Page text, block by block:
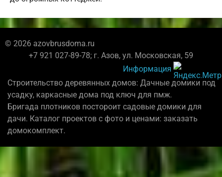
© 2026 azovbrusdoma.ru
+7 921 027-89-78; г. Азов, ул. Московская, 59
Информация
Строительство деревянных домов: Дачные домики под
усадку, каркасные дома под ключ для пмж.
Бригада плотников постороит садовые домики для
дачи. Каталог проектов с фото и ценами: заказать
домокомплект.